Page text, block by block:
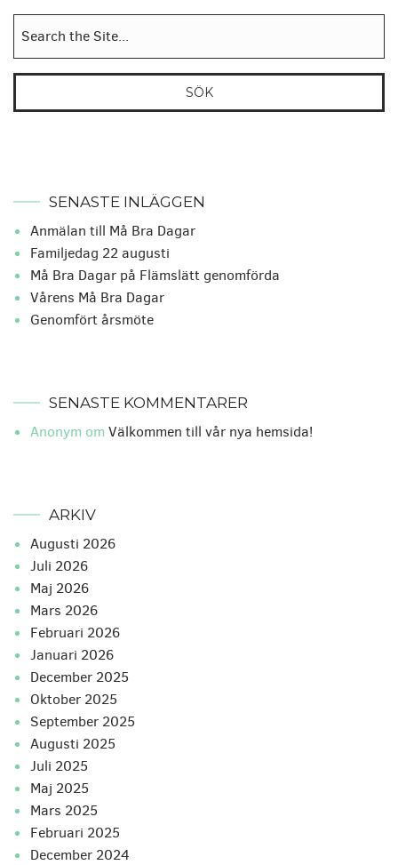
efter:
SENASTE INLÄGGEN
Anmälan till Må Bra Dagar
Familjedag 22 augusti
Må Bra Dagar på Flämslätt genomförda
Vårens Må Bra Dagar
Genomfört årsmöte
SENASTE KOMMENTARER
Anonym om Välkommen till vår nya hemsida!
ARKIV
augusti 2026
juli 2026
maj 2026
mars 2026
februari 2026
januari 2026
december 2025
oktober 2025
september 2025
augusti 2025
juli 2025
maj 2025
mars 2025
februari 2025
december 2024